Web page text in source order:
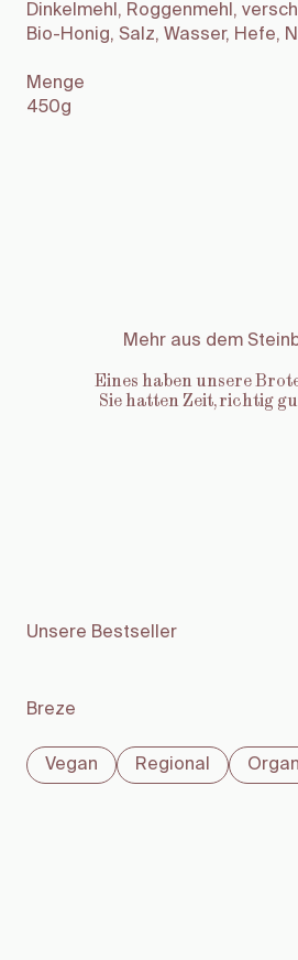
Dinkelmehl, Roggenmehl,
Bio-Honig, Salz, Wasser, Hefe,
Menge
450g
Mehr aus dem
Eines haben unsere
Sie hatten Zeit, richtig
Unsere Bestseller
Breze
Vegan Regional